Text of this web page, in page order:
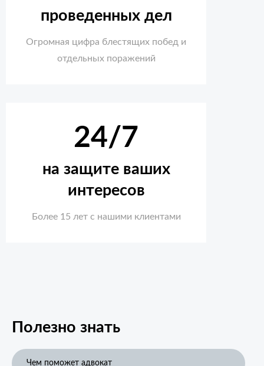
проведенных дел
Огромная цифра блестящих побед и
отдельных поражений
24/7
на защите ваших
интересов
Более 15 лет с нашими клиентами
Полезно знать
Чем поможет адвокат